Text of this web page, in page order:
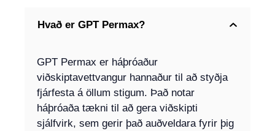
Hvað er GPT Permax?
GPT Permax er háþróaður
viðskiptavettvangur hannaður til að styðja
fjárfesta á öllum stigum. Það notar
háþróaða tækni til að gera viðskipti
sjálfvirk, sem gerir það auðveldara fyrir þig